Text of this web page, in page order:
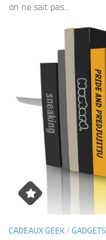
on ne sait pas...
CADEAUX GEEK/ GADGETS